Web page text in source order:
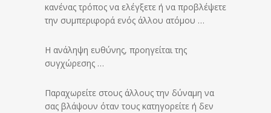
κανένας τρόπος να ελέγξετε ή να προβλέψετε
την συμπεριφορά ενός άλλου ατόμου …
Η ανάληψη ευθύνης, προηγείται της
συγχώρεσης …
Παραχωρείτε στους άλλους την δύναμη να
σας βλάψουν όταν τους κατηγορείτε ή δεν